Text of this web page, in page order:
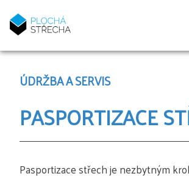
ÚDRŽBA A SERVIS
PASPORTIZACE
Pasportizace střech je nezbytným